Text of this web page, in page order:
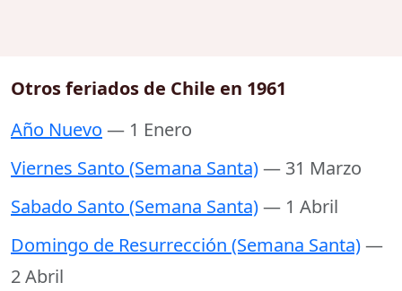
Otros feriados de Chile en 1961
Año Nuevo — 1 Enero
Viernes Santo (Semana Santa)— 31 Marzo
Sabado Santo (Semana Santa)— 1 Abril
Domingo de Resurrección (Semana Santa)—
2 Abril